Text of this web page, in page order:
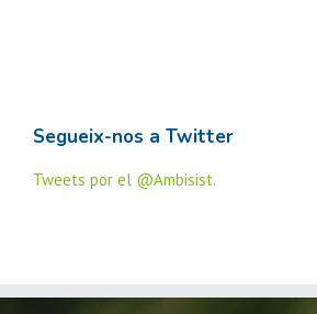
Segueix-nos a Twitter
Tweets por el @Ambisist.